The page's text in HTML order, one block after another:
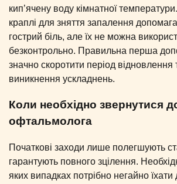
кип’ячену воду кімнатної
краплі для зняття запалення
гострий біль, але їх не можна
безконтрольно. Правильна перша
значно скоротити період відновлення
виникнення ускладнень.
Коли необхідно звернутися
офтальмолога
Початкові заходи лише полегшують
гарантують повного зцілення.
яких випадках потрібно негайно